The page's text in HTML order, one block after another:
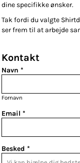
dine specifikke ønsker.
Tak fordi du valgte
ser frem til at arbejde
Kontakt
Navn *
Fornavn
Email *
Besked *